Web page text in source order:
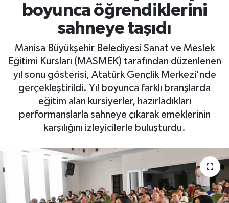
boyunca öğrendiklerini
sahneye taşıdı
Manisa Büyükşehir Belediyesi Sanat ve Meslek
Eğitimi Kursları (MASMEK) tarafından düzenlenen
yıl sonu gösterisi, Atatürk Gençlik Merkezi'nde
gerçekleştirildi. Yıl boyunca farklı branşlarda
eğitim alan kursiyerler, hazırladıkları
performanslarla sahneye çıkarak emeklerinin
karşılığını izleyicilerle buluşturdu.
Tüm Manşetler
Son Dakika Haberleri
Haber Arşivi